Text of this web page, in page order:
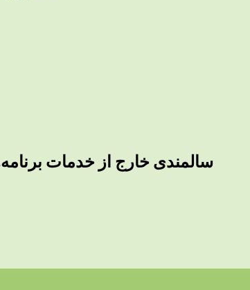
سالمندی خارج از خدمات